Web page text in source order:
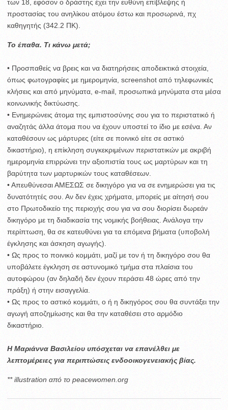
των 18, εφόσον ο δράστης έχει την ευθύνη επίβλεψης ή
προστασίας του ανηλίκου ατόμου έστω και προσωρινά, πχ
καθηγητής (342.2 ΠΚ).
Το έπαθα. Τι κάνω μετά;
• Προσπαθείς να βρεις και να διατηρήσεις αποδεικτικά στοιχεία,
όπως φωτογραφίες με ημερομηνία, screenshot από τηλεφωνικές
κλήσεις και από μηνύματα, e-mail, προσωπικά μηνύματα στα μέσα
κοινωνικής δικτύωσης.
• Ενημερώνεις άτομα της εμπιστοσύνης σου για το περιστατικό ή
αναζητάς άλλα άτομα που να έχουν υποστεί το ίδιο με εσένα. Αν
καταθέσουν ως μάρτυρες (είτε σε ποινικό είτε σε αστικό
δικαστήριο), η επίκληση συγκεκριμένων περιστατικών με ακριβή
ημερομηνία επιρρώνει την αξιοπιστία τους ως μαρτύρων και τη
βαρύτητα των μαρτυρικών τους καταθέσεων.
• Απευθύνεσαι ΑΜΕΣΩΣ σε δικηγόρο για να σε ενημερώσει για τις
δυνατότητές σου. Αν δεν έχεις χρήματα, μπορείς με αίτησή σου
στο Πρωτοδικείο της περιοχής σου για να σου διορίσει δωρεάν
δικηγόρο με τη διαδικασία της νομικής βοήθειας. Ανάλογα την
περίπτωση, θα σε κατευθύνει για τα επόμενα βήματα (υποβολή
έγκλησης και άσκηση αγωγής).
• Ως προς το ποινικό κομμάτι, μαζί με τον ή τη δικηγόρο σου θα
υποβάλετε έγκληση σε αστυνομικό τμήμα στα πλαίσια του
αυτοφώρου (αν δηλαδή δεν έχουν περάσει 48 ώρες από την
πράξη) ή στην εισαγγελία.
• Ως προς το αστικό κομμάτι, ο ή η δικηγόρος σου θα συντάξει την
αγωγή αποζημίωσης και θα την καταθέσει στο αρμόδιο
δικαστήριο.
Η Μαριάννα Βασιλείου υπόσχεται να επανέλθει με
λεπτομέρειες για περιπτώσεις ενδοοικογενειακής βίας.
** illustration από το peacewomen.org